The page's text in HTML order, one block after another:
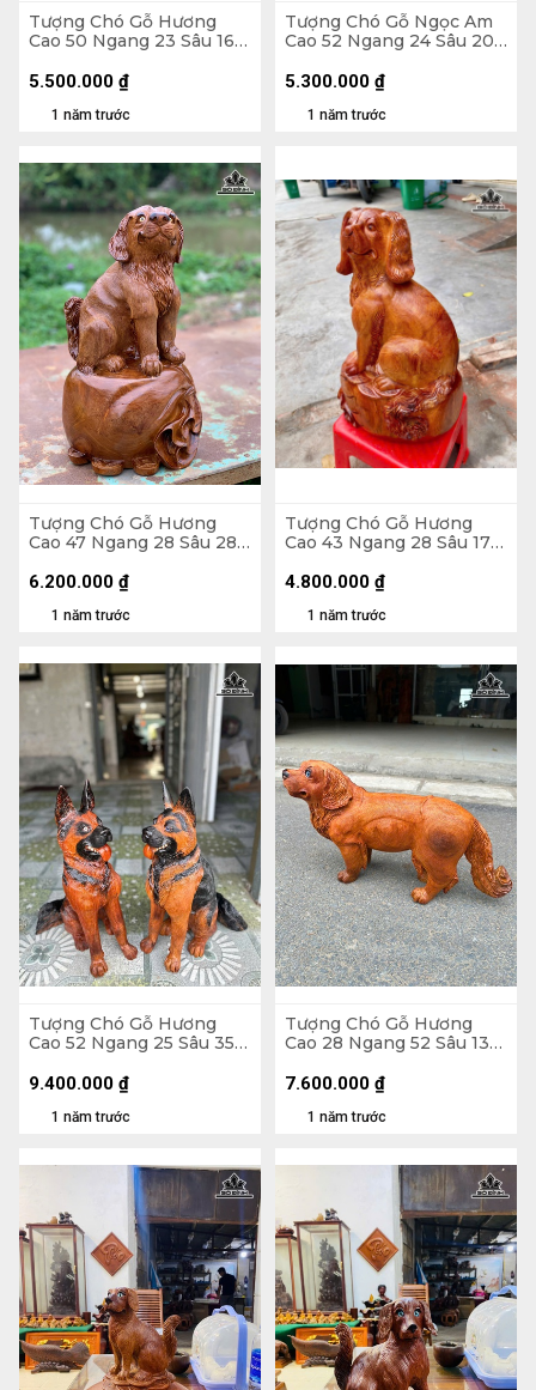
Tượng Chó Gỗ Hương
Cao 50 Ngang 23 Sâu 16
1 năm trước
5.500.000 ₫
Tượng Chó Gỗ Ngọc Am
Cao 52 Ngang 24 Sâu 20
1 năm trước
5.300.000 ₫
Tượng Chó Gỗ Hương
Cao 47 Ngang 28 Sâu 28
1 năm trước
6.200.000 ₫
Tượng Chó Gỗ Hương
Cao 43 Ngang 28 Sâu 17
1 năm trước
4.800.000 ₫
Tượng Chó Gỗ Hương
Cao 52 Ngang 25 Sâu 35
1 năm trước
9.400.000 ₫
Tượng Chó Gỗ Hương
Cao 28 Ngang 52 Sâu 13
1 năm trước
7.600.000 ₫